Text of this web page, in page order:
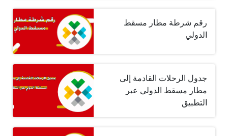
رقم شرطة مطار مسقط
الدولي
جدول الرحلات القادمة إلى
مطار مسقط الدولي عبر
التطبيق